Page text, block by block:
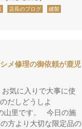
店長のブログ
縫製
メ修理の御依頼が鹿児
気に入りで大事に使
だしどうしよ
山里です。 今日の施
方より大切な限定品の